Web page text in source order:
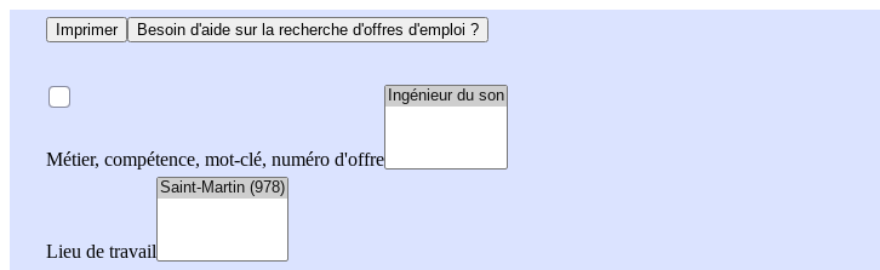
Imprimer Besoin d'aide sur la recherche d'offres d'emploi ?
Métier, compétence, mot-clé, numéro d'offre
Lieu de travail